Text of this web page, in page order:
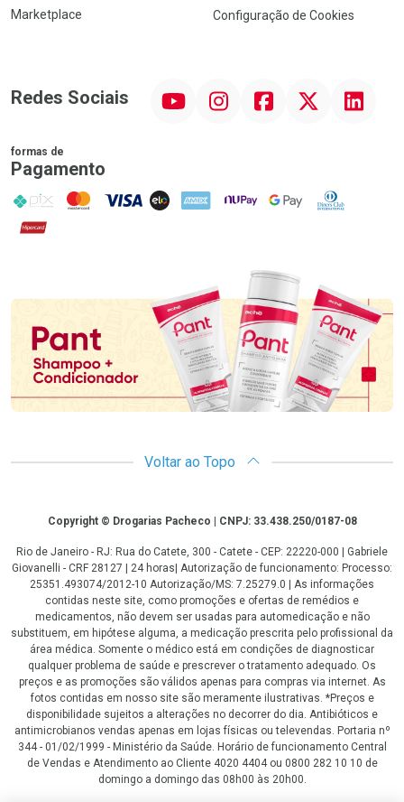
Marketplace
Configuração de Cookies
Redes Sociais InstagramFacebook Linkedin
formas de
Pagamento
PIX MasterCard
VISA ELO AMEX NuPay Google PayDiners Club
Hipercard
Promoção em Destaque
Voltar ao Topo
CopyrightCopyright © Drogarias Pacheco | CNPJ: 33.438.250/0187-08
Rio de Janeiro - RJ: Rua do Catete, 300 - Catete - CEP: 22220-000 | Gabriele
Giovanelli - CRF 28127 | 24 horas| Autorização de funcionamento: Processo:
25351.493074/2012-10 Autorização/MS: 7.25279.0 | As informações
contidas neste site, como promoções e ofertas de remédios e
medicamentos, não devem ser usadas para automedicação e não
substituem, em hipótese alguma, a medicação prescrita pelo profissional da
área médica. Somente o médico está em condições de diagnosticar
qualquer problema de saúde e prescrever o tratamento adequado. Os
preços e as promoções são válidos apenas para compras via internet. As
fotos contidas em nosso site são meramente ilustrativas. *Preços e
disponibilidade sujeitos a alterações no decorrer do dia. Antibióticos e
antimicrobianos vendas apenas em lojas físicas ou televendas. Portaria nº
344 - 01/02/1999 - Ministério da Saúde. Horário de funcionamento Central
de Vendas e Atendimento ao Cliente 4020 4404 ou 0800 282 10 10 de
domingo a domingo das 08h00 às 20h00.